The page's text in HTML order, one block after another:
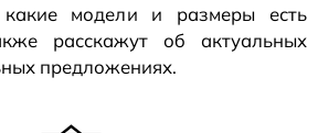
какие модели и размеры есть
расскажут об актуальных
предложениях.